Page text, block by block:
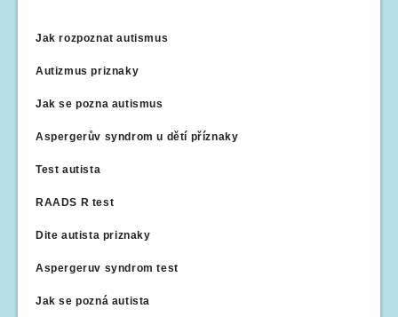
Jak rozpoznat autismus
Autizmus priznaky
Jak se pozna autismus
Aspergerův syndrom u dětí příznaky
Test autista
RAADS R test
Dite autista priznaky
Aspergeruv syndrom test
Jak se pozná autista